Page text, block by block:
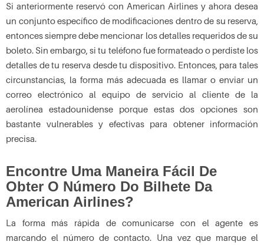
Si anteriormente reservó con American Airlines y ahora desea
un conjunto específico de modificaciones dentro de su reserva,
entonces siempre debe mencionar los detalles requeridos de su
boleto. Sin embargo, si tu teléfono fue formateado o perdiste los
detalles de tu reserva desde tu dispositivo. Entonces, para tales
circunstancias, la forma más adecuada es llamar o enviar un
correo electrónico al equipo de servicio al cliente de la
aerolínea estadounidense porque estas dos opciones son
bastante vulnerables y efectivas para obtener información
precisa.
Encontre Uma Maneira Fácil De
Obter O Número Do Bilhete Da
American Airlines?
La forma más rápida de comunicarse con el agente es
marcando el número de contacto. Una vez que marque el